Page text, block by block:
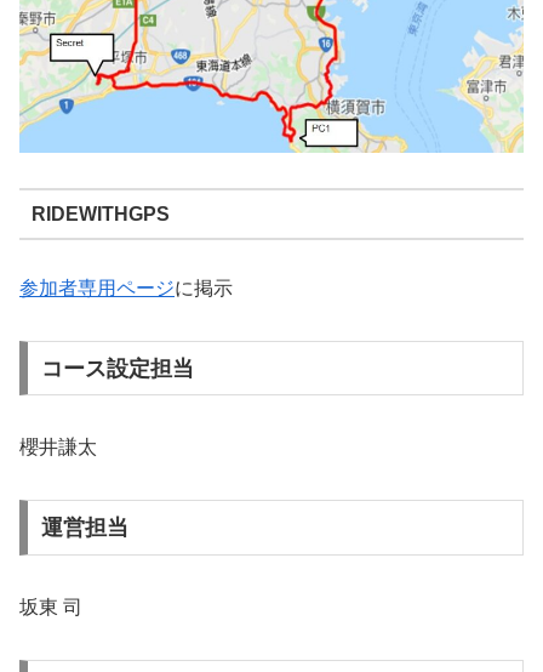
RIDEWITHGPS
参加者専用ページに掲示
コース設定担当
櫻井謙太
運営担当
坂東 司